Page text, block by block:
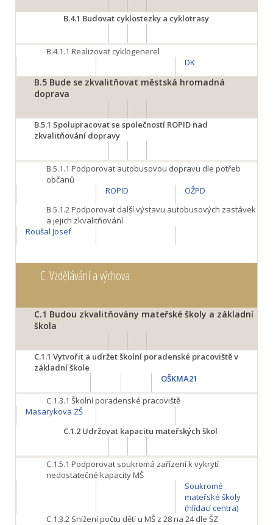
B.4.1 Budovat cyklostezky a cyklotrasy
B.4.1.1 Realizovat cyklogenerel
DK
B.5 Bude se zkvalitňovat městská hromadná
doprava
B.5.1 Spolupracovat se společností ROPID nad
zkvalitňování dopravy
B.5.1.1 Podporovat autobusovou dopravu dle potřeb
občanů
ROPID
OŽPD
B.5.1.2Podporovat další výstavu autobusových zastávek
a jejich zkvalitňování
Roušal Josef
C.Vzdělávání a výchova
C.1 Budou zkvalitňovány mateřské školy a základní
škola
C.1.1 Vytvořit a udržet školní poradenské pracoviště v
základní škole
OŠKMA21
C.1.3.1 Školní poradenské pracoviště
Masarykova ZŠ
C.1.2 Udržovat kapacitu mateřských škol
C.1.5.1 Podporovat soukromá zařízení k vykrytí
nedostatečné kapacity MŠ
Soukromé
mateřské školy
(hlídací centra)
C.1.3.2 Snížení počtu dětí u MŠ z 28 na 24 dle ŠZ